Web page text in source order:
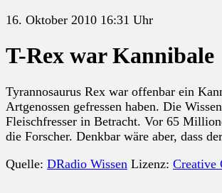
16. Oktober 2010 16:31 Uhr
T-Rex war Kannibale
Tyrannosaurus Rex war offenbar ein
Artgenossen gefressen haben. Die
Fleischfresser in Betracht. Vor 65
die Forscher. Denkbar wäre aber, dass
Quelle: DRadio Wissen Lizenz: Creative